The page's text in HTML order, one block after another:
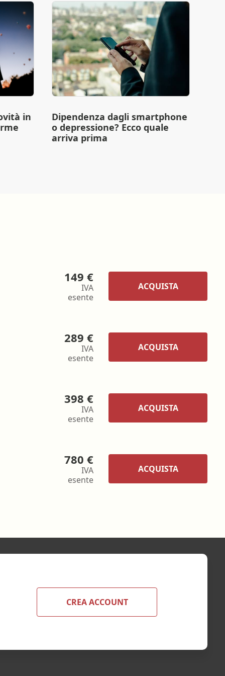
in
Dipendenza dagli smartphone
o depressione? Ecco quale
arriva prima
149 €
IVA
esente
ACQUISTA
289 €
IVA
esente
ACQUISTA
398 €
IVA
esente
ACQUISTA
780 €
IVA
esente
ACQUISTA
CREA ACCOUNT